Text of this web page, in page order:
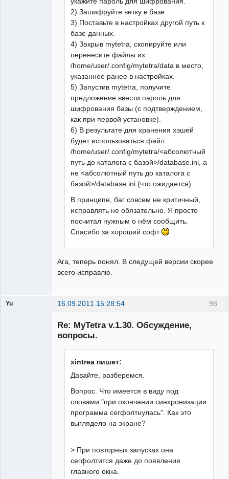
2) Зашифруйте ветку в базе.
3) Поставьте в настройках другой путь к
базе данных.
4) Закрыв mytetra, скопируйте или
перенесите файлы из
/home/user/.config/mytetra/data в место,
указанное ранее в настройках.
5) Запустив mytetra, получите
предложение ввести пароль для
шифрования базы (с подтверждением,
как при первой установке).
6) В результате для хранения хэшей
будет использоваться файл
/home/user/.config/mytetra/<абсолютный
путь до каталога с базой>/database.ini, а
не <абсолютный путь до каталога с
базой>/database.ini (что ожидается).
В принципе, баг совсем не критичный,
исправлять не обязательно. Я просто
посчитал нужным о нём сообщить.
Спасибо за хороший софт
Ага, теперь понял. В следущей версии скорее
всего исправлю.
98
Yu 16.09.2011 15:28:54
Re: MyTetra v.1.30. Обсуждение,
вопросы.
xintrea пишет:
Давайте, разберемся.
Вопрос. Что имеется в виду под
словами "при окончании синхронизации
программа сегфолтнулась". Как это
выглядело на экране?
> При повторных запусках она
сегфолтится даже до появления
главного окна.